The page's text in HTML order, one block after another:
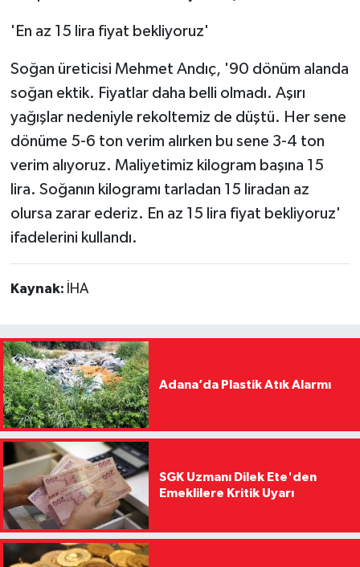
'En az 15 lira fiyat bekliyoruz'
Soğan üreticisi Mehmet Andıç, '90 dönüm alanda
soğan ektik. Fiyatlar daha belli olmadı. Aşırı
yağışlar nedeniyle rekoltemiz de düştü. Her sene
dönüme 5-6 ton verim alırken bu sene 3-4 ton
verim alıyoruz. Maliyetimiz kilogram başına 15
lira. Soğanın kilogramı tarladan 15 liradan az
olursa zarar ederiz. En az 15 lira fiyat bekliyoruz'
ifadelerini kullandı.
Kaynak: İHA
Adana’da Plastik Atık Alarmı
SGK Uzmanı Dilek Ete'den
Emeklilere Kritik Uyarı